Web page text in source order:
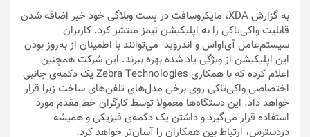
به گزارش XDA، مایکروسافت در پست وبلاگی خود خبر اضافه شدن
قابلیت واکی‌تاکی را به اپلیکیشن تیمز منتشر کرد. کاربران
سیستم‌عامل آی‌اواس و اندروید می‌توانند با اطمینان از به‌روز بودن
این اپلیکیشن از ویژگی یاد شده بهره ببرند. این شرکت همچنین
اعلام کرده که با همکاری Zebra Technologies یک دکمه‌ی جانبی
اختصاصی واکی‌تاکی روی برخی مدل‌های تلفن‌های ساخت زبرا قرار
خواهد داد. این دستگاه‌ها معمولا توسط کارگران خط مقدم مورد
استفاده قرار می‌گیرد و داشتن یک دکمه‌ی فیزیکی و همیشه‌
دردسترس، ارتباط بین همکاران را آسان‌تر خواهد کرد.